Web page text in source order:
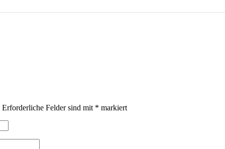
Erforderliche Felder sind mit * markiert